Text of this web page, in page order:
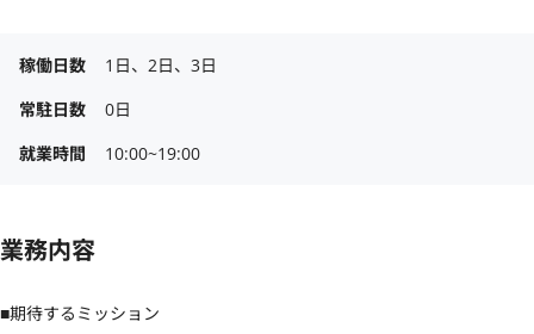
稼働日数
1日、2日、3日
常駐日数
0日
就業時間
10:00~19:00
業務内容
■期待するミッション